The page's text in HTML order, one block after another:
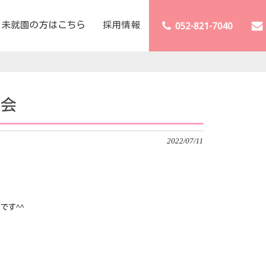
未就園の方はこちら 採用情報 052-821-7040
2022/07/11
す^^